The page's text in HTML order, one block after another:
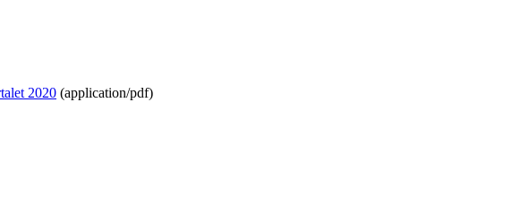
2020 (application/pdf)